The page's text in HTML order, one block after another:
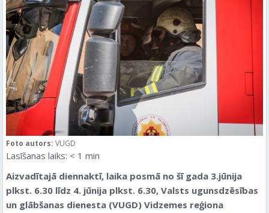
Foto autors: VUGD
Lasīšanas laiks: < 1 min
Aizvadītajā diennaktī, laika posmā no šī gada 3.jūnija
plkst. 6.30 līdz 4. jūnija plkst. 6.30, Valsts ugunsdzēsības
un glābšanas dienesta (VUGD) Vidzemes reģiona